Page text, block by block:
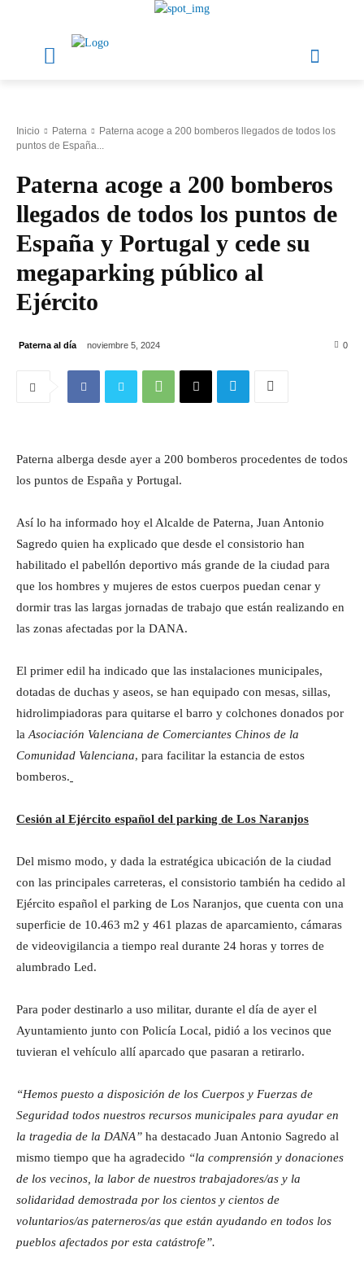
Inicio Paterna
Paterna acoge a 200 bomberos llegados de todos los
puntos de España...
Paterna acoge a 200 bomberos
llegados de todos los puntos de
España y Portugal y cede su
megaparking público al
Ejército
Paterna al día noviembre 5, 2024 0
Paterna alberga desde ayer a 200 bomberos procedentes de todos
los puntos de España y Portugal.
Así lo ha informado hoy el Alcalde de Paterna, Juan Antonio
Sagredo quien ha explicado que desde el consistorio han
habilitado el pabellón deportivo más grande de la ciudad para
que los hombres y mujeres de estos cuerpos puedan cenar y
dormir tras las largas jornadas de trabajo que están realizando en
las zonas afectadas por la DANA.
El primer edil ha indicado que las instalaciones municipales,
dotadas de duchas y aseos, se han equipado con mesas, sillas,
hidrolimpiadoras para quitarse el barro y colchones donados por
la Asociación Valenciana de Comerciantes Chinos de la
Comunidad Valenciana, para facilitar la estancia de estos
bomberos.
Cesión al Ejército español del parking de Los Naranjos
Del mismo modo, y dada la estratégica ubicación de la ciudad
con las principales carreteras, el consistorio también ha cedido al
Ejército español el parking de Los Naranjos, que cuenta con una
superficie de 10.463 m2 y 461 plazas de aparcamiento, cámaras
de videovigilancia a tiempo real durante 24 horas y torres de
alumbrado Led.
Para poder destinarlo a uso militar, durante el día de ayer el
Ayuntamiento junto con Policía Local, pidió a los vecinos que
tuvieran el vehículo allí aparcado que pasaran a retirarlo.
“Hemos puesto a disposición de los Cuerpos y Fuerzas de
Seguridad todos nuestros recursos municipales para ayudar en
la tragedia de la DANA” ha destacado Juan Antonio Sagredo al
mismo tiempo que ha agradecido “la comprensión y donaciones
de los vecinos, la labor de nuestros trabajadores/as y la
solidaridad demostrada por los cientos y cientos de
voluntarios/as paterneros/as que están ayudando en todos los
pueblos afectados por esta catástrofe”.